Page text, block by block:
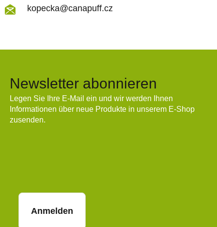
kopecka@canapuff.cz
Newsletter abonnieren
Legen Sie Ihre E-Mail ein und wir werden Ihnen
Informationen über neue Produkte in unserem E-Shop
zusenden.
Anmelden